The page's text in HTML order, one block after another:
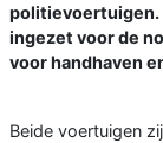
politievoertuigen.
ingezet voor de
voor handhaven
Beide voertuigen